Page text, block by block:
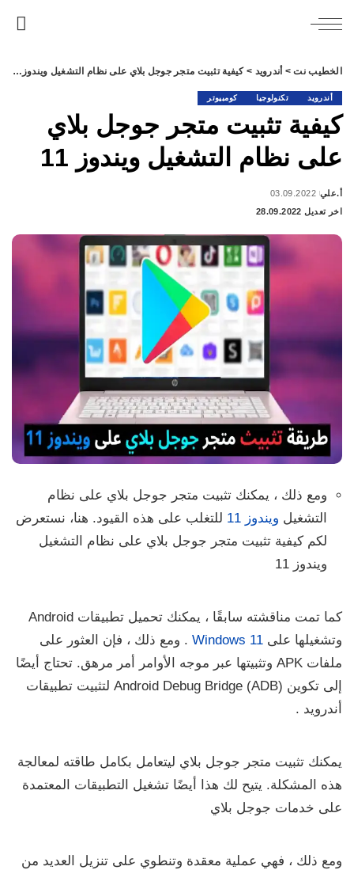
الخطيب نت> أندرويد >كيفية تثبيت متجر جوجل بلاي على نظام التشغيل ويندوز 11
أندرويد تكنولوجيا كومبيوتر
كيفية تثبيت متجر جوجل بلاي
على نظام التشغيل ويندوز 11
Posted
by
أ.علي 03.09.2022
اخر تعديل 28.09.2022
ومع ذلك ، يمكنك تثبيت متجر جوجل بلاي على نظام
التشغيل ويندوز 11 للتغلب على هذه القيود. هنا، نستعرض
لكم كيفية تثبيت متجر جوجل بلاي على نظام التشغيل
ويندوز 11
كما تمت مناقشته سابقًا ، يمكنك تحميل تطبيقات Android
وتشغيلها على Windows 11 . ومع ذلك ، فإن العثور على
ملفات APK وتثبيتها عبر موجه الأوامر أمر مرهق.
تحتاج أيضًا
إلى تكوين Android Debug Bridge (ADB) لتثبيت تطبيقات
أندرويد .
يمكنك تثبيت متجر جوجل بلاي ليتعامل بكامل طاقته لمعالجة
هذه المشكلة. يتيح لك هذا أيضًا تشغيل التطبيقات المعتمدة
على خدمات جوجل بلاي
ومع ذلك ، فهي عملية معقدة وتنطوي على تنزيل العديد من